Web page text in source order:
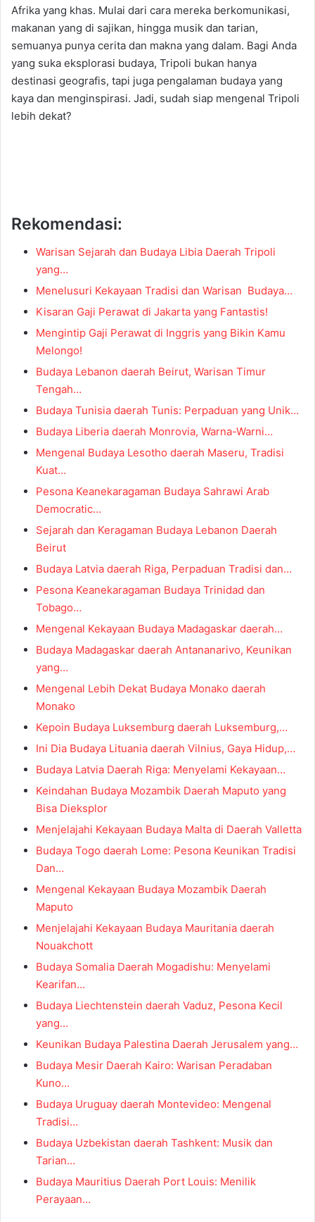
Afrika yang khas. Mulai dari cara mereka berkomunikasi,
makanan yang di sajikan, hingga musik dan tarian,
semuanya punya cerita dan makna yang dalam. Bagi Anda
yang suka eksplorasi budaya, Tripoli bukan hanya
destinasi geografis, tapi juga pengalaman budaya yang
kaya dan menginspirasi. Jadi, sudah siap mengenal Tripoli
lebih dekat?
Rekomendasi:
Warisan Sejarah dan Budaya Libia Daerah Tripoli
yang…
Menelusuri Kekayaan Tradisi dan Warisan Budaya…
Kisaran Gaji Perawat di Jakarta yang Fantastis!
Mengintip Gaji Perawat di Inggris yang Bikin Kamu
Melongo!
Budaya Lebanon daerah Beirut, Warisan Timur
Tengah…
Budaya Tunisia daerah Tunis: Perpaduan yang Unik…
Budaya Liberia daerah Monrovia, Warna-Warni…
Mengenal Budaya Lesotho daerah Maseru, Tradisi
Kuat…
Pesona Keanekaragaman Budaya Sahrawi Arab
Democratic…
Sejarah dan Keragaman Budaya Lebanon Daerah
Beirut
Budaya Latvia daerah Riga, Perpaduan Tradisi dan…
Pesona Keanekaragaman Budaya Trinidad dan
Tobago…
Mengenal Kekayaan Budaya Madagaskar daerah…
Budaya Madagaskar daerah Antananarivo, Keunikan
yang…
Mengenal Lebih Dekat Budaya Monako daerah
Monako
Kepoin Budaya Luksemburg daerah Luksemburg,…
Ini Dia Budaya Lituania daerah Vilnius, Gaya Hidup,…
Budaya Latvia Daerah Riga: Menyelami Kekayaan…
Keindahan Budaya Mozambik Daerah Maputo yang
Bisa Dieksplor
Menjelajahi Kekayaan Budaya Malta di Daerah Valletta
Budaya Togo daerah Lome: Pesona Keunikan Tradisi
Dan…
Mengenal Kekayaan Budaya Mozambik Daerah
Maputo
Menjelajahi Kekayaan Budaya Mauritania daerah
Nouakchott
Budaya Somalia Daerah Mogadishu: Menyelami
Kearifan…
Budaya Liechtenstein daerah Vaduz, Pesona Kecil
yang…
Keunikan Budaya Palestina Daerah Jerusalem yang…
Budaya Mesir Daerah Kairo: Warisan Peradaban
Kuno…
Budaya Uruguay daerah Montevideo: Mengenal
Tradisi…
Budaya Uzbekistan daerah Tashkent: Musik dan
Tarian…
Budaya Mauritius Daerah Port Louis: Menilik
Perayaan…